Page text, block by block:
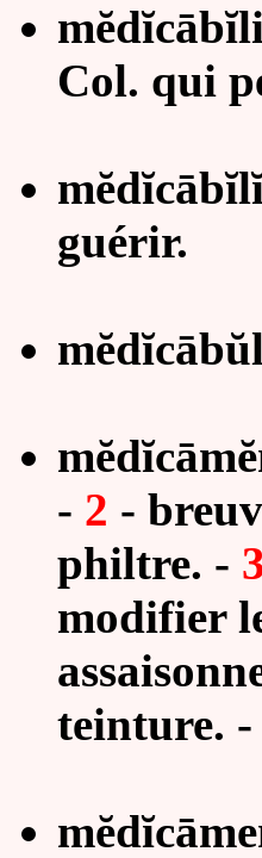
Col. qui
guérir.
- 2 -
philtre. -
modifier
teinture. -